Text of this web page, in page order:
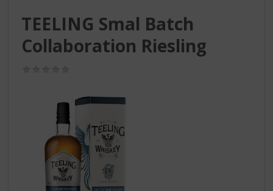
TEELING Smal Batch
Collaboration Riesling